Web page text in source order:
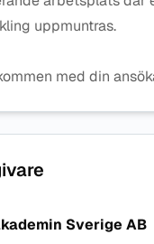
uppmuntras.
med din
Sverige AB